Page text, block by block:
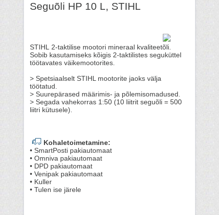
Seguõli HP 10 L, STIHL
STIHL 2-taktilise mootori mineraal kvaliteetõli.
Sobib kasutamiseks kõigis 2-taktilistes seguküttel
töötavates väikemootorites.
> Spetsiaalselt STIHL mootorite jaoks välja
töötatud.
> Suurepärased määrimis- ja põlemisomadused.
> Segada vahekorras 1:50 (10 liitrit seguõli = 500
liitri kütusele).
Kohaletoimetamine:
• SmartPosti pakiautomaat
• Omniva pakiautomaat
• DPD pakiautomaat
• Venipak pakiautomaat
• Kuller
• Tulen ise järele